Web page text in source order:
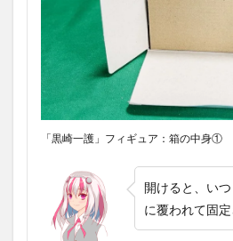
「黒崎一護」フィギュア：箱の中身①
開けると、い
に覆われて固定